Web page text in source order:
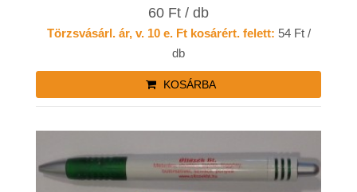
60 Ft / db
Törzsvásárl. ár, v. 10 e. Ft kosárért. felett: 54 Ft /
db
KOSÁRBA